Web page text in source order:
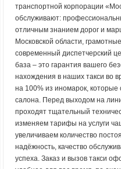
транспортной корпорации
обслуживают:
отличным знанием дорог и
Московской области,
современный диспетчерский
база – это гарантия вашего
нахождения в наших такси во
на 100% из иномарок,
салона. Перед выходом на
проходят тщательный
изменяем тарифы на услуги
увеличиваем количество
надёжность, качество
успеха. Заказ и вызов такси